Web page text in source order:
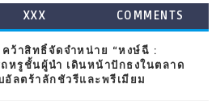
XXX COMMENTS
คว้าสิทธิ์จัดจำหน่าย “หงษ์ฉี :
ถหรูชั้นผู้นำ เดินหน้าปักธงในตลาด
อัลตร้าลักชัวรีและพรีเมียม